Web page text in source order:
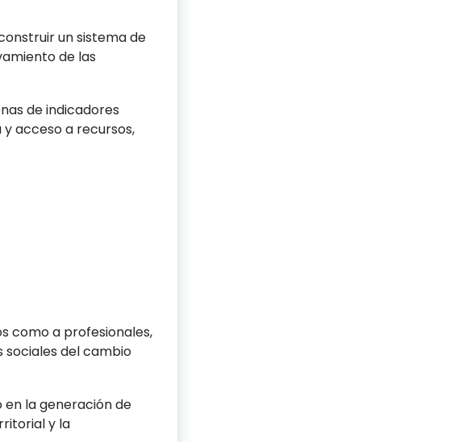
un sistema de
de las
de indicadores
y acceso a recursos,
como a profesionales,
sociales del cambio
la generación de
y la